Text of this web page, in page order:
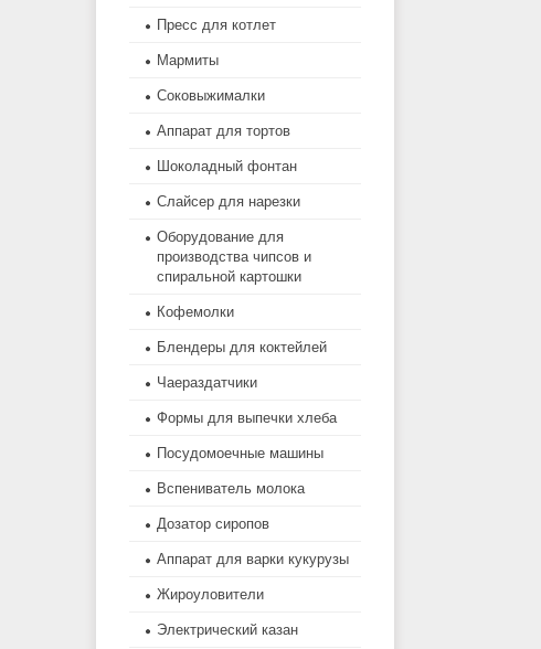
Пресс для котлет
Мармиты
Соковыжималки
Аппарат для тортов
Шоколадный фонтан
Слайсер для нарезки
Оборудование для
производства чипсов и
спиральной картошки
Кофемолки
Блендеры для коктейлей
Чаераздатчики
Формы для выпечки хлеба
Посудомоечные машины
Вспениватель молока
Дозатор сиропов
Аппарат для варки кукурузы
Жироуловители
Электрический казан